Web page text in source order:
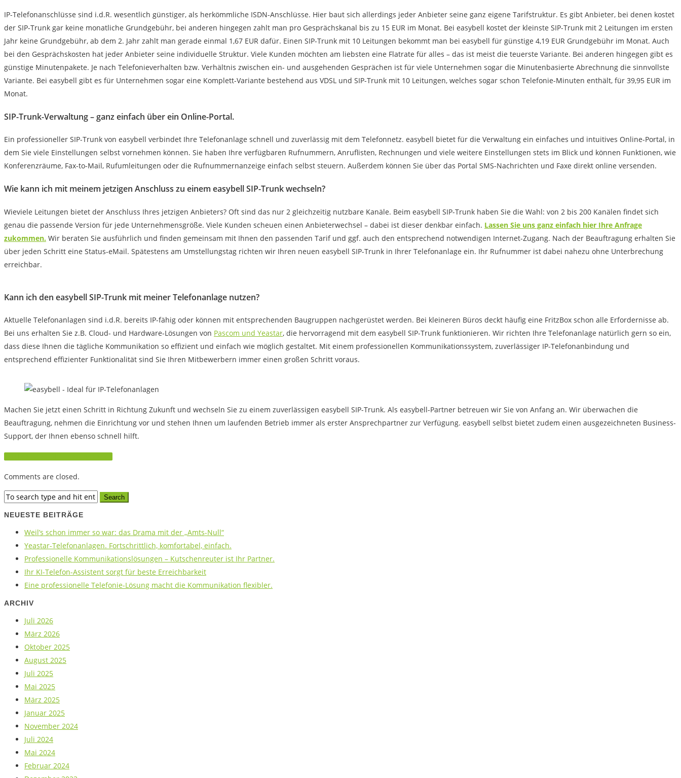
IP-Telefonanschlüsse sind i.d.R. wesentlich günstiger, als herkömmliche ISDN-Anschlüsse. Hier baut sich allerdings jeder Anbieter seine ganz eigene Tarifstruktur. Es gibt Anbieter, bei denen kostet
der SIP-Trunk gar keine monatliche Grundgebühr, bei anderen hingegen zahlt man pro Gesprächskanal bis zu 15 EUR im Monat. Bei easybell kostet der kleinste SIP-Trunk mit 2 Leitungen im ersten
Jahr keine Grundgebühr, ab dem 2. Jahr zahlt man gerade einmal 1,67 EUR dafür. Einen SIP-Trunk mit 10 Leitungen bekommt man bei easybell für günstige 4,19 EUR Grundgebühr im Monat. Auch
bei den Gesprächskosten hat jeder Anbieter seine individuelle Struktur. Viele Kunden möchten am liebsten eine Flatrate für alles – das ist meist die teuerste Variante. Bei anderen hingegen gibt es
günstige Minutenpakete. Je nach Telefonieverhalten bzw. Verhältnis zwischen ein- und ausgehenden Gesprächen ist für viele Unternehmen sogar die Minutenbasierte Abrechnung die sinnvollste
Variante. Bei easybell gibt es für Unternehmen sogar eine Komplett-Variante bestehend aus VDSL und SIP-Trunk mit 10 Leitungen, welches sogar schon Telefonie-Minuten enthält, für 39,95 EUR im
Monat.
SIP-Trunk-Verwaltung – ganz einfach über ein Online-Portal.
Ein professioneller SIP-Trunk von easybell verbindet Ihre Telefonanlage schnell und zuverlässig mit dem Telefonnetz. easybell bietet für die Verwaltung ein einfaches und intuitives Online-Portal, in
dem Sie viele Einstellungen selbst vornehmen können. Sie haben Ihre verfügbaren Rufnummern, Anruflisten, Rechnungen und viele weitere Einstellungen stets im Blick und können Funktionen, wie
Konferenzräume, Fax-to-Mail, Rufumleitungen oder die Rufnummernanzeige einfach selbst steuern. Außerdem können Sie über das Portal SMS-Nachrichten und Faxe direkt online versenden.
Wie kann ich mit meinem jetzigen Anschluss zu einem easybell SIP-Trunk wechseln?
Wieviele Leitungen bietet der Anschluss Ihres jetzigen Anbieters? Oft sind das nur 2 gleichzeitig nutzbare Kanäle. Beim easybell SIP-Trunk haben Sie die Wahl: von 2 bis 200 Kanälen findet sich
genau die passende Version für jede Unternehmensgröße. Viele Kunden scheuen einen Anbieterwechsel – dabei ist dieser denkbar einfach. Lassen Sie uns ganz einfach hier Ihre Anfrage
zukommen. Wir beraten Sie ausführlich und finden gemeinsam mit Ihnen den passenden Tarif und ggf. auch den entsprechend notwendigen Internet-Zugang. Nach der Beauftragung erhalten Sie
über jeden Schritt eine Status-eMail. Spätestens am Umstellungstag richten wir Ihren neuen easybell SIP-Trunk in Ihrer Telefonanlage ein. Ihr Rufnummer ist dabei nahezu ohne Unterbrechung
erreichbar.
Kann ich den easybell SIP-Trunk mit meiner Telefonanlage nutzen?
Aktuelle Telefonanlagen sind i.d.R. bereits IP-fähig oder können mit entsprechenden Baugruppen nachgerüstet werden. Bei kleineren Büros deckt häufig eine FritzBox schon alle Erfordernisse ab.
Bei uns erhalten Sie z.B. Cloud- und Hardware-Lösungen von Pascom und Yeastar, die hervorragend mit dem easybell SIP-Trunk funktionieren. Wir richten Ihre Telefonanlage natürlich gern so ein,
dass diese Ihnen die tägliche Kommunikation so effizient und einfach wie möglich gestaltet. Mit einem professionellen Kommunikationssystem, zuverlässiger IP-Telefonanbindung und
entsprechend effizienter Funktionalität sind Sie Ihren Mitbewerbern immer einen großen Schritt voraus.
Machen Sie jetzt einen Schritt in Richtung Zukunft und wechseln Sie zu einem zuverlässigen easybell SIP-Trunk. Als easybell-Partner betreuen wir Sie von Anfang an. Wir überwachen die
Beauftragung, nehmen die Einrichtung vor und stehen Ihnen um laufenden Betrieb immer als erster Ansprechpartner zur Verfügung. easybell selbst bietet zudem einen ausgezeichneten Business-
Support, der Ihnen ebenso schnell hilft.
Comments are closed.
NEUESTE BEITRÄGE
Weil’s schon immer so war: das Drama mit der „Amts-Null“
Yeastar-Telefonanlagen. Fortschrittlich, komfortabel, einfach.
Professionelle Kommunikationslösungen – Kutschenreuter ist Ihr Partner.
Ihr KI-Telefon-Assistent sorgt für beste Erreichbarkeit
Eine professionelle Telefonie-Lösung macht die Kommunikation flexibler.
ARCHIV
Juli 2026
März 2026
Oktober 2025
August 2025
Juli 2025
Mai 2025
März 2025
Januar 2025
November 2024
Juli 2024
Mai 2024
Februar 2024